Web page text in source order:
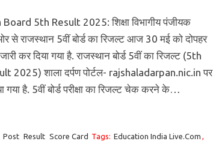
5th Result 2025: शिक्षा विभागीय पंजीयक
ओर से राजस्थान 5वीं बोर्ड का रिजल्ट आज 30 मई को दोपहर
कर दिया गया है. राजस्थान बोर्ड 5वीं का रिजल्ट (5th
2025) शाला दर्पण पोर्टल- rajshaladarpan.nic.in पर
गया है. 5वीं बोर्ड परीक्षा का रिजल्ट चेक करने के…
Post Result Score Card Tags: Education India Live.Com ,